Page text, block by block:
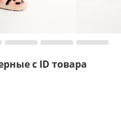
с ID товара